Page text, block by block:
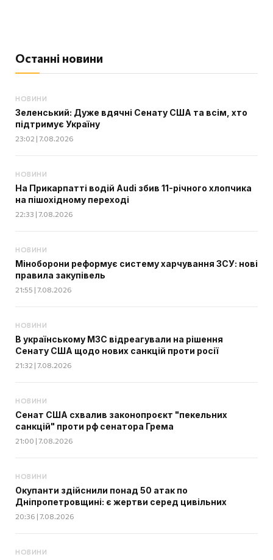
Останні новини
НОВИНИ
Зеленський: Дуже вдячні Сенату США та всім, хто
підтримує Україну
23:02 | 7.08.2026
НОВИНИ
На Прикарпатті водій Audi збив 11-річного хлопчика
на пішохідному переході
22:33 | 7.08.2026
НОВИНИ
Міноборони реформує систему харчування ЗСУ: нові
правила закупівель
21:55 | 7.08.2026
НОВИНИ
В українському МЗС відреагували на рішення
Сенату США щодо нових санкцій проти росії
21:32 | 7.08.2026
НОВИНИ
Сенат США схвалив законопроєкт "пекельних
санкцій" проти рф сенатора Грема
21:00 | 7.08.2026
НОВИНИ
Окупанти здійснили понад 50 атак по
Дніпропетровщині: є жертви серед цивільних
20:36 | 7.08.2026
НОВИНИ